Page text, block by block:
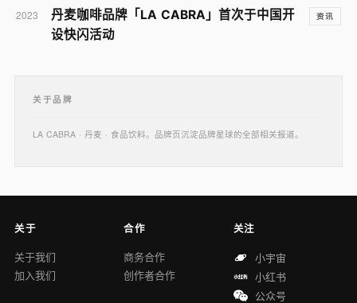
2023
丹麦咖啡品牌「LA CABRA」首次于中国开
设快闪活动
资讯
关于品牌
LA CABRA · 丹麦 · 食品饮料。品牌页沉淀品牌星球的全部相关报道。
关于
关于我们
加入我们
合作
商务合作
创作者合作
关注
小宇宙
小红书
公众号